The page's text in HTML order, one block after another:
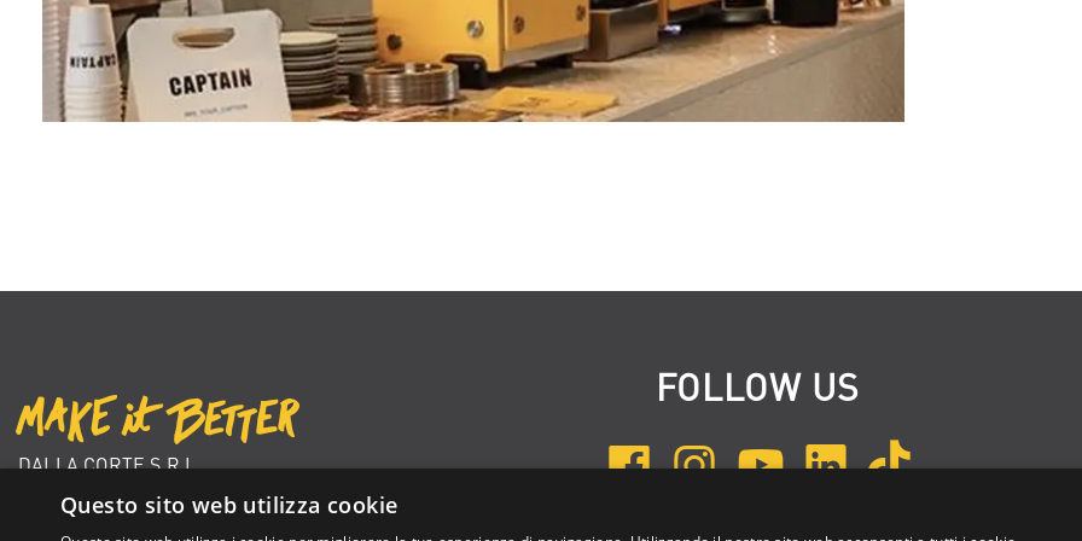
DALLA CORTE S.R.L.
VIA ZAMBELETTI 10
FOLLOW US
Questo sito web utilizza cookie